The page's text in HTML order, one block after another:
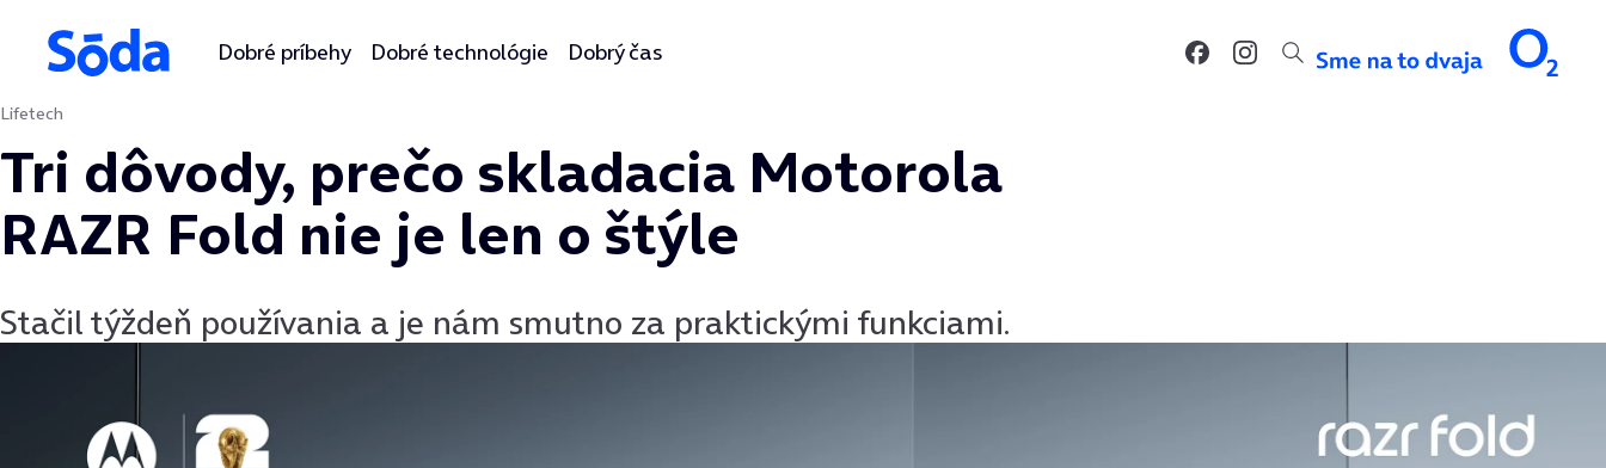
Preskočiť na obsah
Dobré príbehy Dobré technológie Dobrý čas
Lifetech
Tri dôvody, prečo skladacia Motorola
RAZR Fold nie je len o štýle
Stačil týždeň používania a je nám smutno za praktickými funkciami.